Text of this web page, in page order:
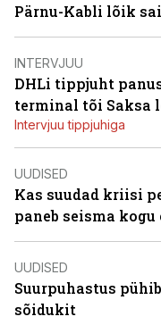
Pärnu-Kabli lõik
INTERVJUU
DHLi tippjuht
terminal tõi Saksa
Intervjuu tippjuhiga
UUDISED
Kas suudad kriisi
paneb seisma
UUDISED
Suurpuhastus
sõidukit